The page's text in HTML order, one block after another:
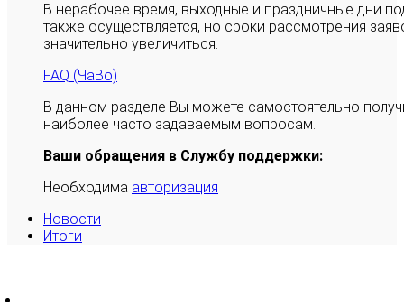
В нерабочее время, выходные и праздничные дни
также осуществляется, но сроки рассмотрения
значительно увеличиться.
FAQ (ЧаВо)
В данном разделе Вы можете самостоятельно
наиболее часто задаваемым вопросам.
Ваши обращения в Службу поддержки:
Необходима авторизация
Новости
Итоги